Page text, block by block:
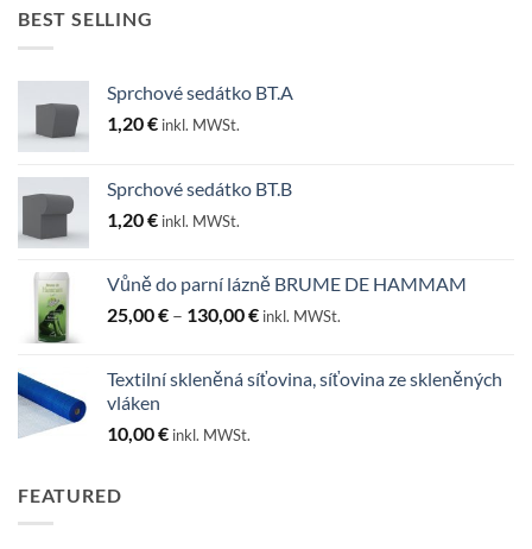
BEST SELLING
Sprchové sedátko BT.A
1,20€ inkl. MWSt.
Sprchové sedátko BT.B
1,20€ inkl. MWSt.
Vůně do parní lázně BRUME DE HAMMAM
25,00€ – 130,00€Rozpětí
až
inkl. MWSt.
Textilní skleněná síťovina, síťovina ze skleněných
vláken
10,00€ inkl. MWSt.
FEATURED